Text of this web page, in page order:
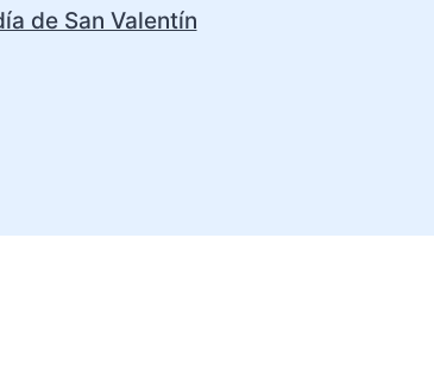
de San Valentín